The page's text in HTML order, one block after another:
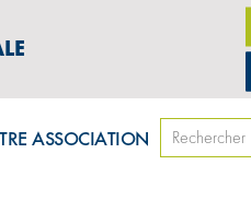
ASSOCIATION